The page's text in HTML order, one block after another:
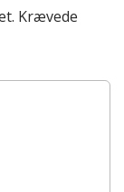
Krævede